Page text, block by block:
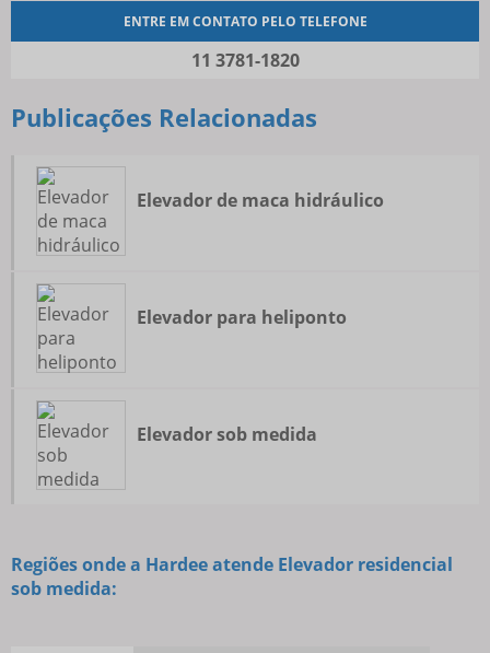
ENTRE EM CONTATO PELO TELEFONE
11 3781-1820
Publicações Relacionadas
Elevador de maca hidráulico
Elevador para heliponto
Elevador sob medida
Regiões onde a Hardee atende Elevador residencial
sob medida: